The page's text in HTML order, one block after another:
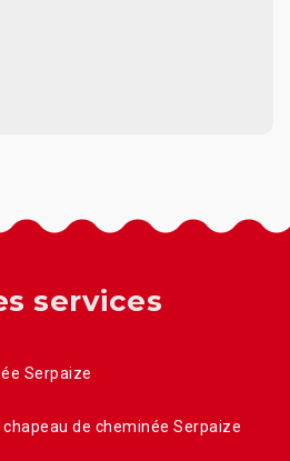
services
Serpaize
de cheminée Serpaize